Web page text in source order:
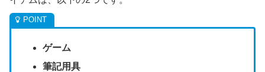
ゲーム
筆記用具